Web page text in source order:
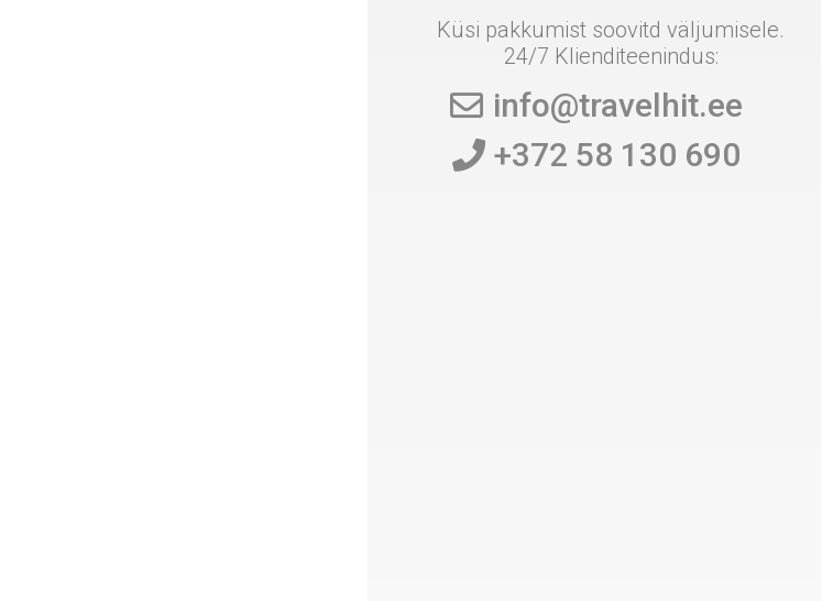
Küsi pakkumist soovitd väljumisele.
24/7 Klienditeenindus:
info@travelhit.ee
+372 58 130 690